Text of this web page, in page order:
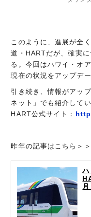
このように、進展が全
道・HARTだが、確実
る。今回はハワイ・オ
現在の状況をアップデー
引き続き、情報がアッ
ネット」でも紹介してい
HART公式サイト：
昨年の記事はこちら＞＞
ハ
月